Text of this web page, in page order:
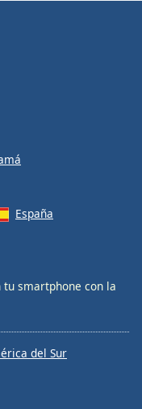
España
smartphone con la
del Sur